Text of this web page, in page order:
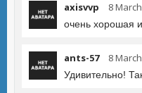
axisvvp 8
очень хорошая
ants-57 8
Удивительно!